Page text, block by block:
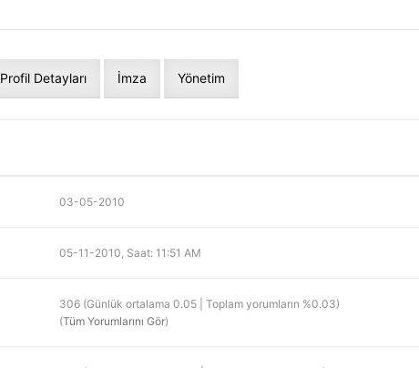
Profil Detayları İmza Yönetim
03-05-2010
05-11-2010, Saat: 11:51 AM
306 (Günlük ortalama 0.05 | Toplam yorumların %0.03)
(Tüm Yorumlarını Gör)